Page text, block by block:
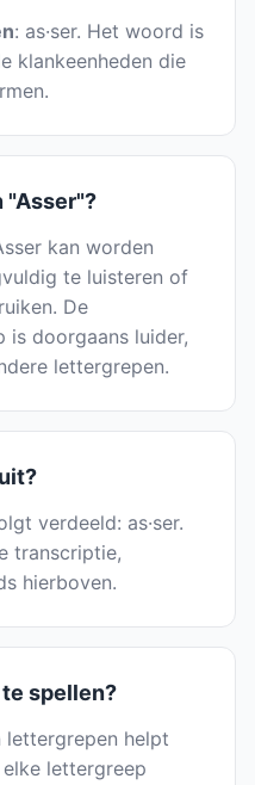
: as·ser. Het woord is
klankeenheden die
"Asser"?
kan worden
te luisteren of
De
is doorgaans luider,
lettergrepen.
verdeeld: as·ser.
transcriptie,
hierboven.
spellen?
lettergrepen helpt
elke lettergreep